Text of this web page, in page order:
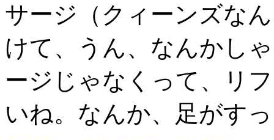
サージ（クィーンズな
けて、うん、なんかし
ージじゃなくって、リ
いね。なんか、足がす